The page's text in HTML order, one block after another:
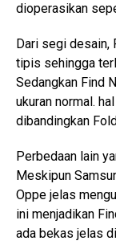
dioperasikan
Dari segi
tipis sehingga
Sedangkan Find
ukuran normal.
dibandingkan
Perbedaan lain
Meskipun
Oppe jelas
ini menjadikan
ada bekas jelas